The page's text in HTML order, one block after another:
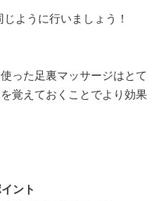
ように行いましょう！
った足裏マッサージはとて
覚えておくことでより効果
ント